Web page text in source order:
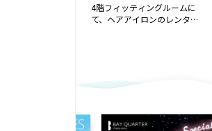
4階フィッティングルームに
て、ヘアアイロンのレンタ